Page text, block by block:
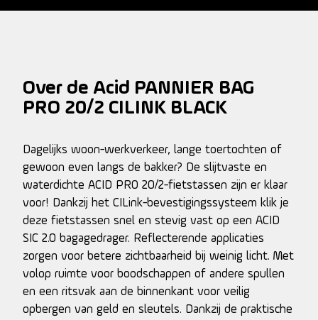
Over de Acid PANNIER BAG
PRO 20/2 CILINK BLACK
Dagelijks woon-werkverkeer, lange toertochten of
gewoon even langs de bakker? De slijtvaste en
waterdichte ACID PRO 20/2-fietstassen zijn er klaar
voor! Dankzij het CILink-bevestigingssysteem klik je
deze fietstassen snel en stevig vast op een ACID
SIC 2.0 bagagedrager. Reflecterende applicaties
zorgen voor betere zichtbaarheid bij weinig licht. Met
volop ruimte voor boodschappen of andere spullen
en een ritsvak aan de binnenkant voor veilig
opbergen van geld en sleutels. Dankzij de praktische